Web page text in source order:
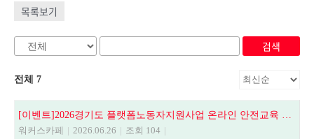
목록보기
검색
전체 7
[이벤트]2026경기도 플랫폼노동자지원사업 온라인 안전교육 수강이벤트(7.1~8.31까지)
워커스카페
| 2026.06.26 | 조회 104 |